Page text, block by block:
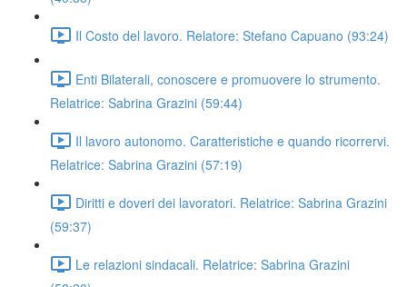
Il Costo del lavoro. Relatore: Stefano Capuano (93:24)
Enti Bilaterali, conoscere e promuovere lo strumento.
Relatrice: Sabrina Grazini (59:44)
Il lavoro autonomo. Caratteristiche e quando ricorrervi.
Relatrice: Sabrina Grazini (57:19)
Diritti e doveri dei lavoratori. Relatrice: Sabrina Grazini
(59:37)
Le relazioni sindacali. Relatrice: Sabrina Grazini